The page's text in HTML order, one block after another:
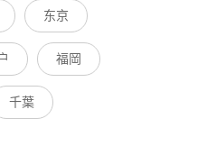
东京
福岡
千葉